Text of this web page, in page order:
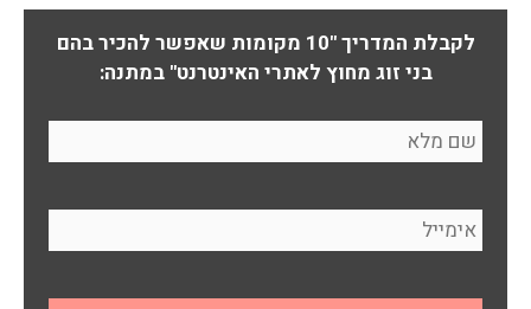
לקבלת המדריך "10 מקומות שאפשר להכיר בהם
בני זוג מחוץ לאתרי האינטרנט" במתנה: